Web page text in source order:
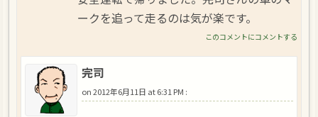
ークを追って走るのは気が楽です。
このコメントにコメントする
完司
on2012年6月11日 at 6:31 PM :